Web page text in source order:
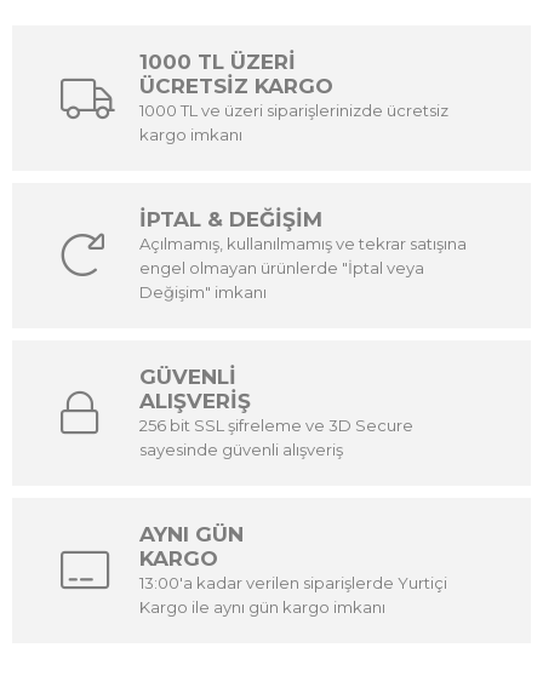
1000 TL ÜZERİ
ÜCRETSİZ KARGO
1000 TL ve üzeri siparişlerinizde ücretsiz
kargo imkanı
İPTAL & DEĞİŞİM
Açılmamış, kullanılmamış ve tekrar satışına
engel olmayan ürünlerde "İptal veya
Değişim" imkanı
GÜVENLİ
ALIŞVERİŞ
256 bit SSL şifreleme ve 3D Secure
sayesinde güvenli alışveriş
AYNI GÜN
KARGO
13:00'a kadar verilen siparişlerde Yurtiçi
Kargo ile aynı gün kargo imkanı